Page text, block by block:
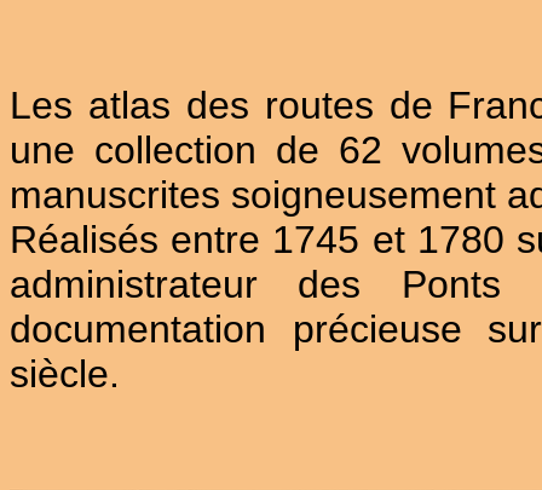
Les atlas des routes de
une collection de 62
manuscrites soigneusement
Réalisés entre 1745 et 1780
administrateur des
documentation précieuse
siècle.